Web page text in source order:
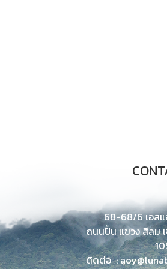
68-68/6 เอสแ
ถนนปั้น แขวง สีลม
ติดต่อ :